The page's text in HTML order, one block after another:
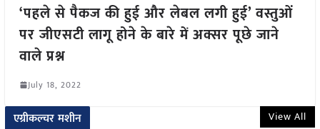
‘पहले से पैकज की हुई और लेबल लगी हुई’ वस्तुओं
पर जीएसटी लागू होने के बारे में अक्सर पूछे जाने
वाले प्रश्न
July 18, 2022
एग्रीकल्चर मशीन View All